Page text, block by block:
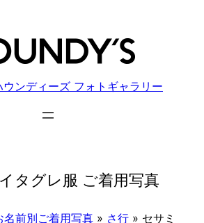
ンディーズ フォトギャラリー
タグレ服 ご着用写真
名前別ご着用写真 » さ行 » セサミ